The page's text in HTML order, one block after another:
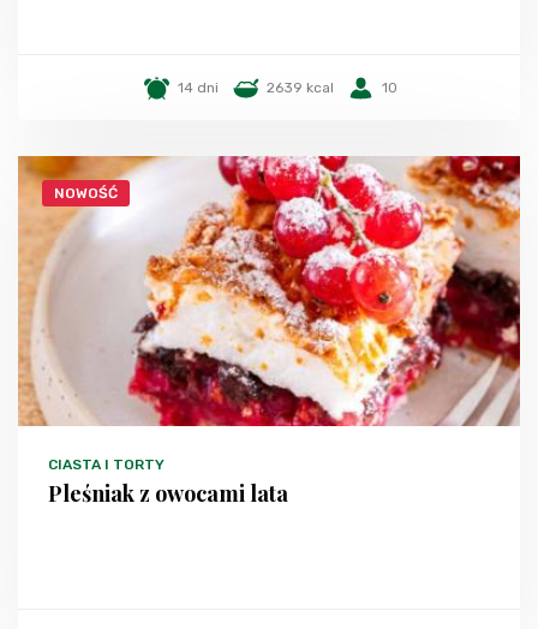
14 dni 2639 kcal 10
NOWOŚĆ
CIASTA I TORTY
Pleśniak z owocami lata